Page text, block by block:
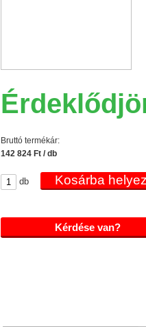
Bruttó termékár:
142 824 Ft / db
db
Kérdése van?